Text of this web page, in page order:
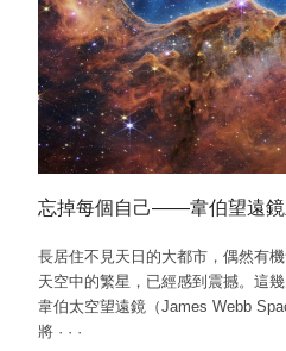
忘掉每個自己——韋伯望遠鏡
長居住不見天日的大都市，偶然有
天空中的繁星，已經感到震撼。這
韋伯太空望遠鏡（James Webb
將 · · ·